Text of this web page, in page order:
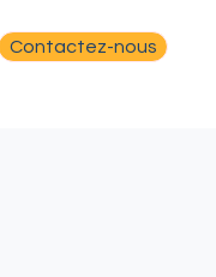
Contactez-nous